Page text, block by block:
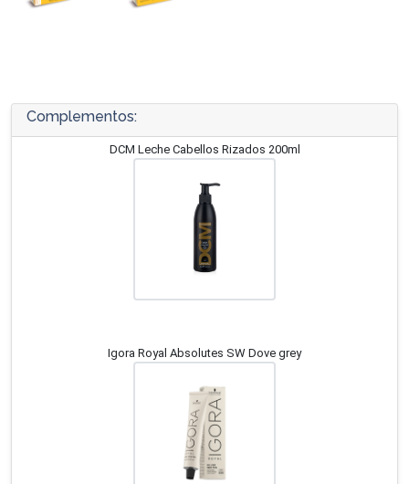
Complementos:
DCM Leche Cabellos Rizados 200ml
Igora Royal Absolutes SW Dove grey